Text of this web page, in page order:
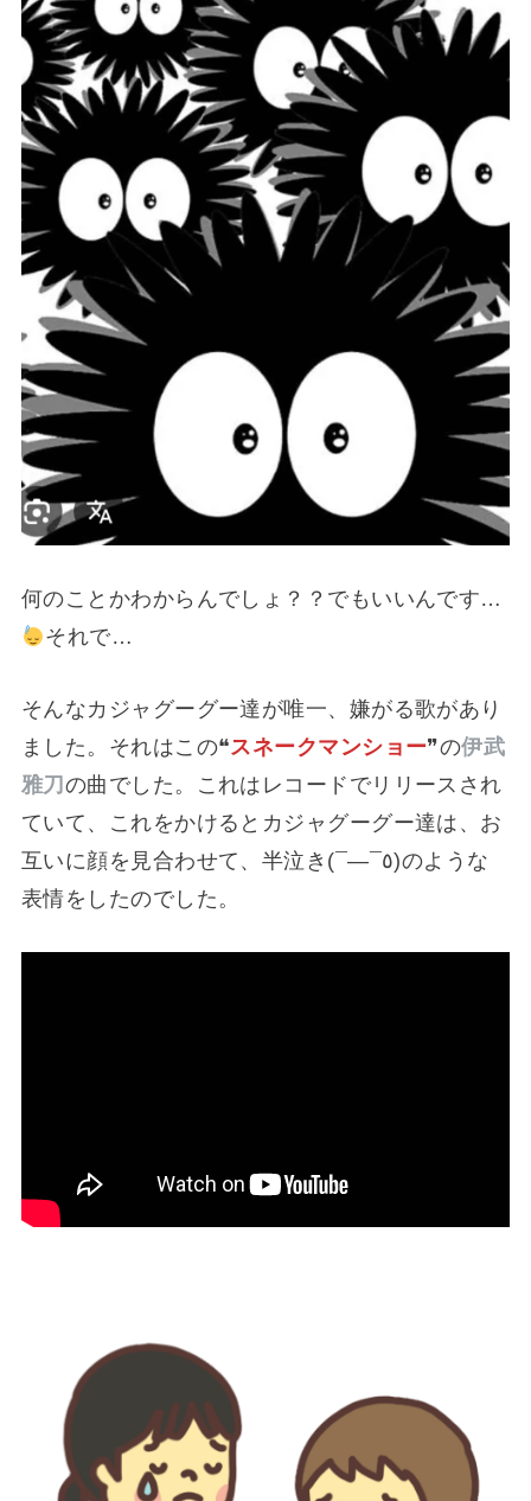
何のことかわからんでしょ？？でもいいんです…
それで…
そんなカジャグーグー達が唯一、嫌がる歌があり
ました。それはこの❝スネークマンショー❞の伊武
雅刀 の曲でした。これはレコードでリリースされ
ていて、これをかけるとカジャグーグー達は、お
互いに顔を見合わせて、半泣き(¯―¯٥)のような
表情をしたのでした。